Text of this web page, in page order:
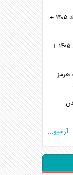
جدول قطعی برق مشهد فردا جمعه ۱۶ مرداد ۱۴۰۵ +
جدول قطعی برق تبریز فردا جمعه ۱۶ مرداد ۱۴۰۵ +
هرمز
آرشیو...